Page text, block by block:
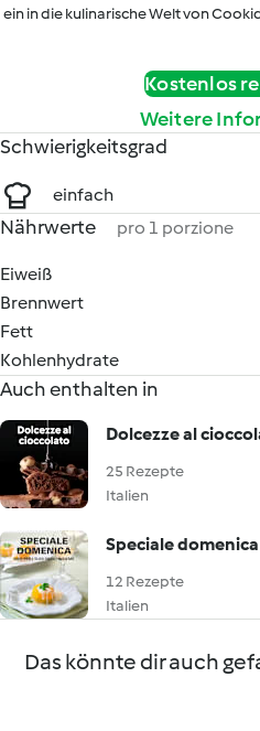
ein in die kulinarische Welt von
Kostenlos
Weitere
Schwierigkeitsgrad
einfach
Nährwerte pro 1 porzione
Eiweiß
Brennwert
Fett
Kohlenhydrate
Auch enthalten in
Dolcezze al
25 Rezepte
Italien
Speciale domenica
12 Rezepte
Italien
Das könnte dir auch